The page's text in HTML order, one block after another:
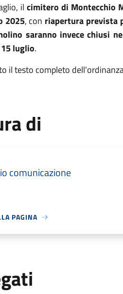
il cimitero di Montecchio
2025, con riapertura prevista
saranno invece chiusi
luglio.
il testo completo
di
comunicazione
PAGINA